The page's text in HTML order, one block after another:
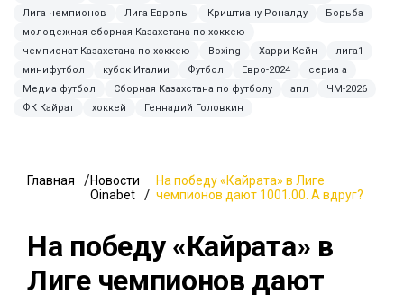
Лига чемпионов
Лига Европы Криштиану Роналду
Борьба
молодежная сборная Казахстана по хоккею
чемпионат Казахстана по хоккею
Boxing Харри Кейн
лига1
минифутбол
кубок Италии Футбол Евро-2024
сериа а
Медиа футбол
Сборная Казахстана по футболу апл
ЧМ-2026
ФК Кайрат
хоккей Геннадий Головкин
Главная
Новости
Oinabet
На победу «Кайрата» в Лиге
чемпионов дают 1001.00. А вдруг?
На победу «Кайрата» в
Лиге чемпионов дают